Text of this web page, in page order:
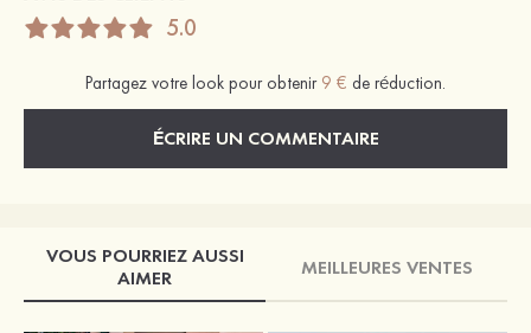
5.0
Partagez votre look pour obtenir 9 € de réduction.
ÉCRIRE UN COMMENTAIRE
VOUS POURRIEZ AUSSI
AIMER
MEILLEURES VENTES